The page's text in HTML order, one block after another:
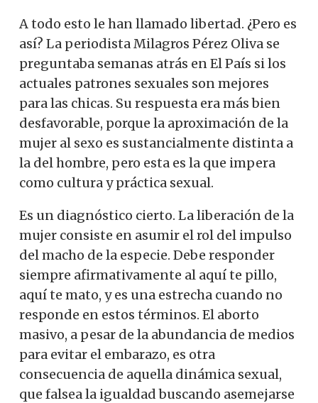
A todo esto le han llamado libertad. ¿Pero es
así? La periodista Milagros Pérez Oliva se
preguntaba semanas atrás en El País si los
actuales patrones sexuales son mejores
para las chicas. Su respuesta era más bien
desfavorable, porque la aproximación de la
mujer al sexo es sustancialmente distinta a
la del hombre, pero esta es la que impera
como cultura y práctica sexual.
Es un diagnóstico cierto. La liberación de la
mujer consiste en asumir el rol del impulso
del macho de la especie. Debe responder
siempre afirmativamente al aquí te pillo,
aquí te mato, y es una estrecha cuando no
responde en estos términos. El aborto
masivo, a pesar de la abundancia de medios
para evitar el embarazo, es otra
consecuencia de aquella dinámica sexual,
que falsea la igualdad buscando asemejarse